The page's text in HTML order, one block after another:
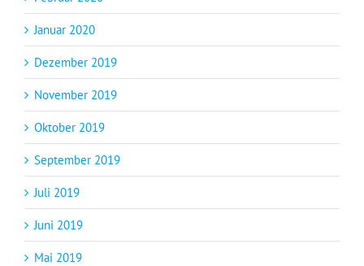
Januar 2020
Dezember 2019
November 2019
Oktober 2019
September 2019
Juli 2019
Juni 2019
Mai 2019